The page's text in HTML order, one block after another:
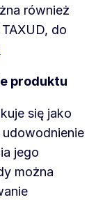
również
do
produktu
się jako
jego
można